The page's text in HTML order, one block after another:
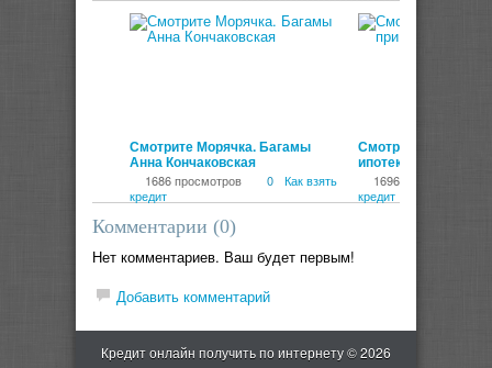
Смотрите Морячка. Багамы
Анна Кончаковская
1686 просмотров 0
Как взять
кредит
Смотрите Как
ипотеке
1696 просмотров
кредит
Комментарии (0)
Нет комментариев. Ваш будет первым!
Добавить комментарий
Кредит онлайн получить по интернету © 2026